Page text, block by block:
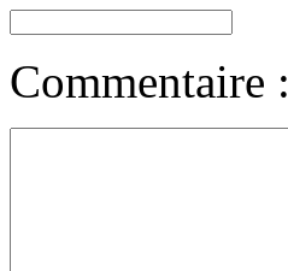
Commentaire :